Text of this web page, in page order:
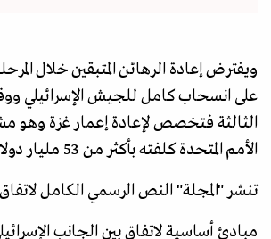
ويفترض إعادة الرهائن المتبقين خلال
على انسحاب كامل للجيش الإسرائيلي
الثالثة فتخصص لإعادة إعمار غزة وهو
الأمم المتحدة كلفته بأكثر من 53 مليار دولار.
تنشر "المجلة" النص الرسمي الكامل
مبادئ أساسية لاتفاق بين الجانب